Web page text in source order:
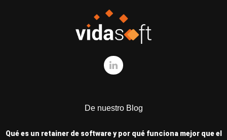
De nuestro Blog
Qué es un retainer de software y por qué funciona mejor que el